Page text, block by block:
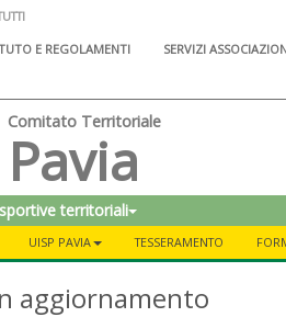
E REGOLAMENTI
SERVIZI
Comitato Territoriale
Pavia
territoriali
UISP PAVIA TESSERAMENTO
aggiornamento